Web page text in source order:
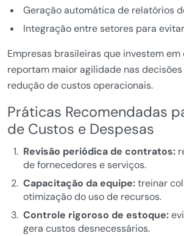
Geração automática de relatórios
Integração entre setores para
Empresas brasileiras que investem
reportam maior agilidade nas
redução de custos operacionais.
Práticas Recomendadas
de Custos e Despesas
Revisão periódica de contratos:
de fornecedores e serviços.
Capacitação da equipe:treinar
otimização do uso de recursos.
Controle rigoroso de estoque:
gera custos desnecessários.